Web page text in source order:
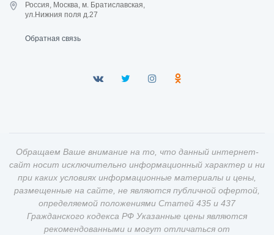
Россия, Москва, м. Братиславская,
ул.Нижния поля д.27
Обратная связь
Обращаем Ваше внимание на то, что данный интернет-
сайт носит исключительно информационный характер и ни
при каких условиях информационные материалы и цены,
размещенные на сайте, не являются публичной офертой,
определяемой положениями Статей 435 и 437
Гражданского кодекса РФ Указанные цены являются
рекомендованными и могут отличаться от